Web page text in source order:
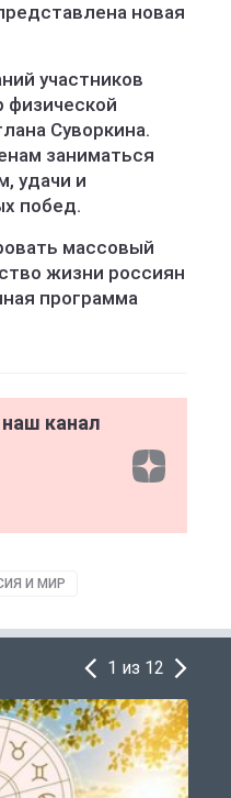
новая
участников
физической
Суворкина.
заниматься
удачи и
побед.
массовый
жизни россиян
программа
канал
И МИР
1 из 12